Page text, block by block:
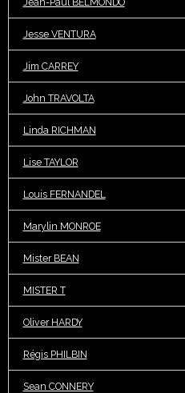
Jesse VENTURA
Jim CARREY
John TRAVOLTA
Linda RICHMAN
Lise TAYLOR
Louis FERNANDEL
Marylin MONROE
Mister BEAN
MISTER T
Oliver HARDY
Régis PHILBIN
Sean CONNERY